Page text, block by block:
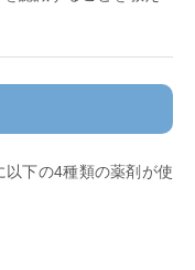
下の4種類の薬剤が使